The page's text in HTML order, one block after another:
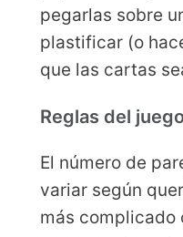
pegarlas sobre
plastificar (o
que las cartas
Reglas del
El número de
variar según
más complicado